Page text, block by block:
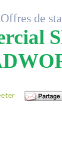
Offres de